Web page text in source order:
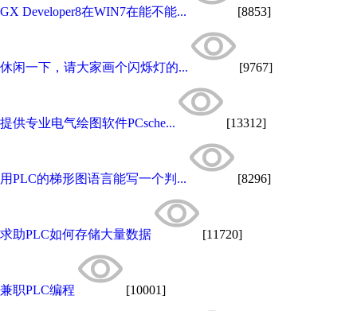
GX Developer8在WIN7在能不能... [8853]
休闲一下，请大家画个闪烁灯的... [9767]
提供专业电气绘图软件PCsche... [13312]
用PLC的梯形图语言能写一个判... [8296]
求助PLC如何存储大量数据 [11720]
兼职PLC编程 [10001]